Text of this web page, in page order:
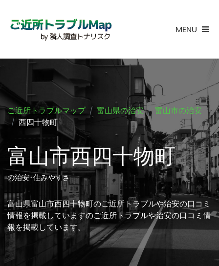
MENU
ご近所トラブルマップ 富山県の治安
富山市の治安
西四十物町
富山市西四十物町
の治安･住みやすさ
富山県富山市西四十物町のご近所トラブルや治安の口コミ
情報を掲載していますのご近所トラブルや治安の口コミ情
報を掲載しています。